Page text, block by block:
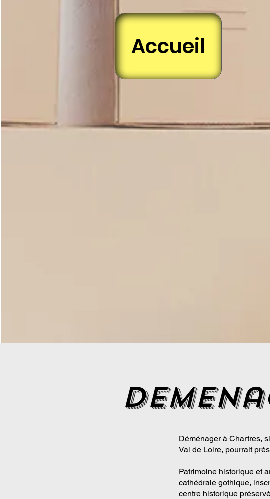
Accueil
Déménager à Chartres,
Val de Loire, pourrait
Patrimoine historique et
cathédrale gothique,
centre historique